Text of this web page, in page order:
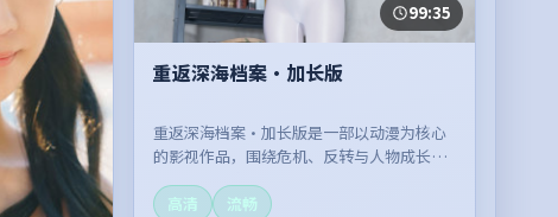
99:35
重返深海档案·加长版
重返深海档案·加长版是一部以动漫为核心
的影视作品，围绕危机、反转与人物成长展
高清
流畅